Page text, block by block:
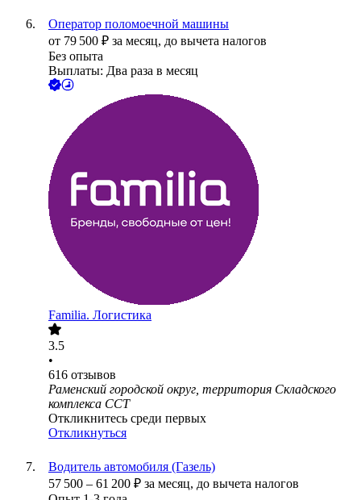
Оператор поломоечной машины
от 79 500 ₽ за месяц, до вычета налогов
Без опыта
Выплаты: Два раза в месяц
Familia. Логистика
3.5
•
616 отзывов
Раменский городской округ, территория Складского
комплекса ССТ
Откликнитесь среди первых
Откликнуться
Водитель автомобиля (Газель)
57 500 – 61 200 ₽ за месяц, до вычета налогов